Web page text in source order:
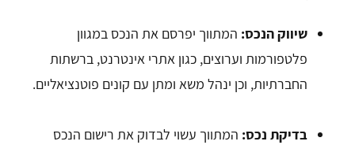
שיווק הנכס: המתווך יפרסם את הנכס במגוון
פלטפורמות וערוצים, כגון אתרי אינטרנט, ברשתות
החברתיות, וכן ינהל משא ומתן עם קונים פוטנציאליים.
בדיקת נכס: המתווך עשוי לבדוק את רישום הנכס